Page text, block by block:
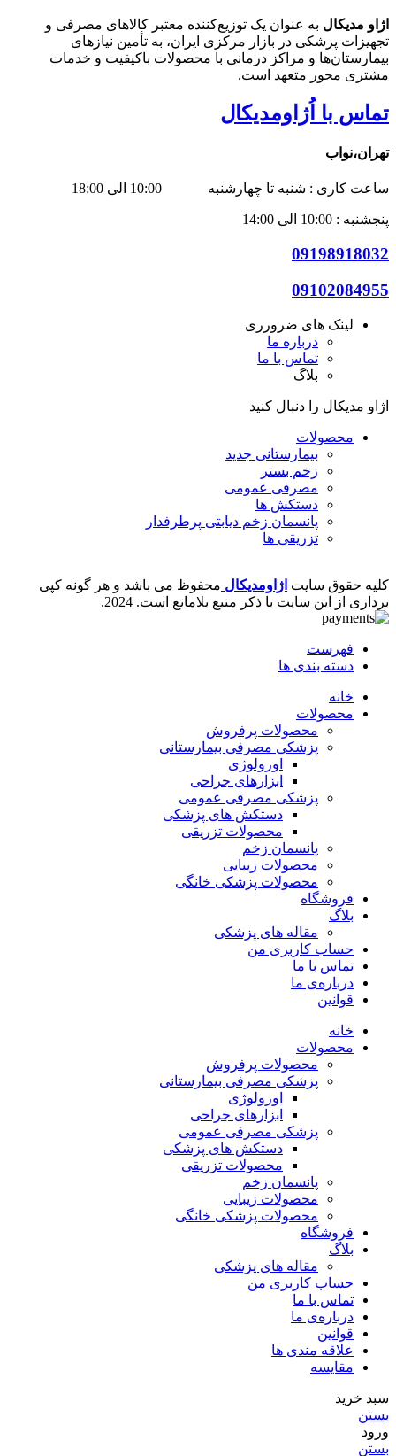
اژاو مدیکال به عنوان یک توزیع‌کننده معتبر کالاهای مصرفی و
تجهیزات پزشکی در بازار مرکزی ایران، به تأمین نیازهای
بیمارستان‌ها و مراکز درمانی با محصولات باکیفیت و خدمات
مشتری محور متعهد است.
تماس با اُژاومدیکال
تهران،نواب
ساعت کاری : شنبه تا چهارشنبه 10:00 الی 18:00
پنجشنبه : 10:00 الی 14:00
09198918032
09102084955
لینک های ضرورری
درباره ما
تماس با ما
بلاگ
اژاو مدیکال را دنبال کنید
محصولات
بیمارستانی جدید
زخم بستر
مصرفی عمومی
دستکش ها
پانسمان زخم دیابتی پرطرفدار
تزریقی ها
کلیه حقوق سایت اژاومدیکال محفوظ می باشد و هر گونه کپی
برداری از این سایت با ذکر منبع بلامانع است. 2024.
فهرست
دسته بندی ها
خانه
محصولات
محصولات پرفروش
پزشکی مصرفی بیمارستانی
اورولوژی
ابزارهای جراحی
پزشکی مصرفی عمومی
دستکش های پزشکی
محصولات تزریقی
پانسمان زخم
محصولات زیبایی
محصولات پزشکی خانگی
فروشگاه
بلاگ
مقاله های پزشکی
حساب کاربری من
تماس با ما
درباره‌ی ما
قوانین
خانه
محصولات
محصولات پرفروش
پزشکی مصرفی بیمارستانی
اورولوژی
ابزارهای جراحی
پزشکی مصرفی عمومی
دستکش های پزشکی
محصولات تزریقی
پانسمان زخم
محصولات زیبایی
محصولات پزشکی خانگی
فروشگاه
بلاگ
مقاله های پزشکی
حساب کاربری من
تماس با ما
درباره‌ی ما
قوانین
علاقه مندی ها
مقایسه
سبد خرید
بستن
ورود
بستن